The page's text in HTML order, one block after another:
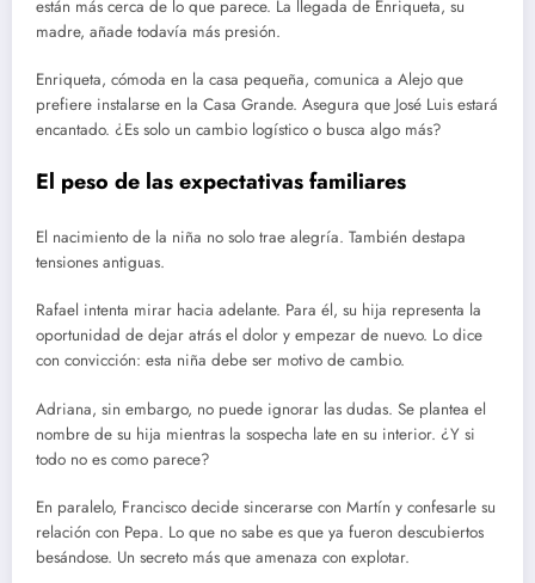
están más cerca de lo que parece. La llegada de Enriqueta, su
madre, añade todavía más presión.
Enriqueta, cómoda en la casa pequeña, comunica a Alejo que
prefiere instalarse en la Casa Grande. Asegura que José Luis estará
encantado. ¿Es solo un cambio logístico o busca algo más?
El peso de las expectativas familiares
El nacimiento de la niña no solo trae alegría. También destapa
tensiones antiguas.
Rafael intenta mirar hacia adelante. Para él, su hija representa la
oportunidad de dejar atrás el dolor y empezar de nuevo. Lo dice
con convicción: esta niña debe ser motivo de cambio.
Adriana, sin embargo, no puede ignorar las dudas. Se plantea el
nombre de su hija mientras la sospecha late en su interior. ¿Y si
todo no es como parece?
En paralelo, Francisco decide sincerarse con Martín y confesarle su
relación con Pepa. Lo que no sabe es que ya fueron descubiertos
besándose. Un secreto más que amenaza con explotar.